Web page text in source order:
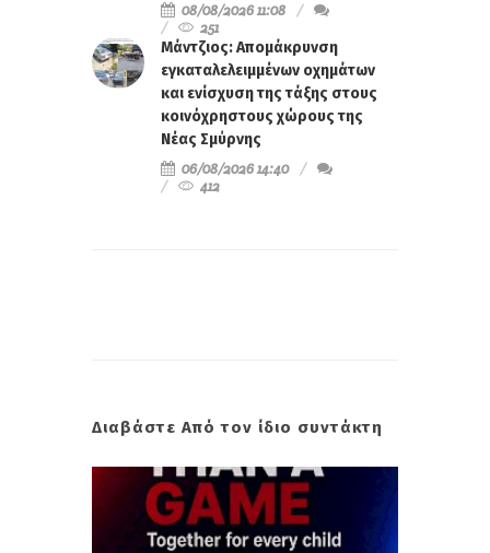
08/08/2026 11:08
251
Μάντζιος: Απομάκρυνση
εγκαταλελειμμένων οχημάτων
και ενίσχυση της τάξης στους
κοινόχρηστους χώρους της
Νέας Σμύρνης
06/08/2026 14:40
412
Διαβάστε Από τον ίδιο συντάκτη